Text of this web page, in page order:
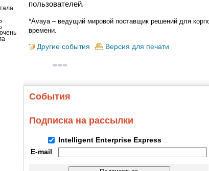
пользователей.
*Avaya – ведущий мировой поставщик решений для
времени.
Другие события Версия для печати
События
Подписка на рассылки
Intelligent Enterprise Express
E-mail